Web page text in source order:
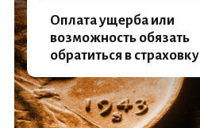
Оплата ущерба или
возможность обязать
обратиться в страховку